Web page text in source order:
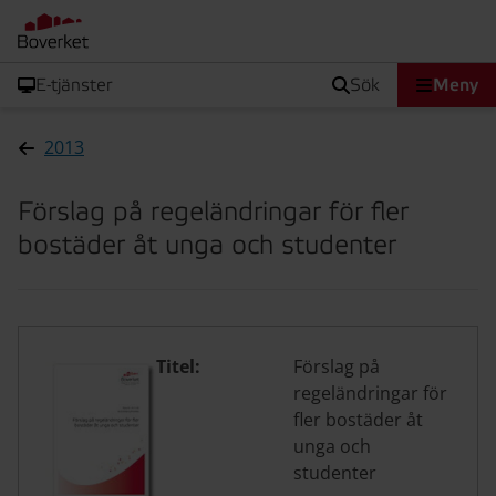
E-tjänster sök Meny
2013
Förslag på regeländringar för fler
bostäder åt unga och studenter
Titel:
Förslag på
regeländringar för
fler bostäder åt
unga och
studenter